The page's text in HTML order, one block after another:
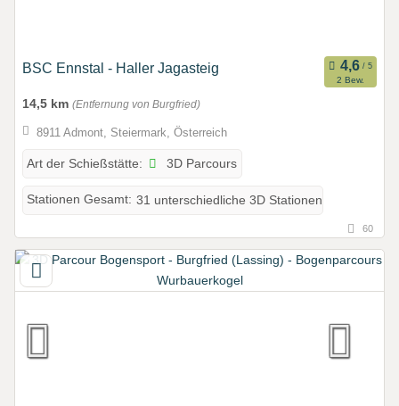
BSC Ennstal - Haller Jagasteig
2 Bew.
14,5 km (Entfernung von Burgfried)
8911 Admont, Steiermark, Österreich
Art der Schießstätte: 3D Parcours
Stationen Gesamt: 31 unterschiedliche 3D Stationen
60